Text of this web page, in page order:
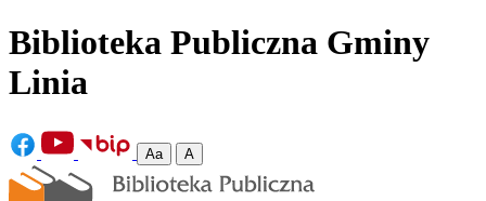
Biblioteka Publiczna Gminy
Linia
Aa A